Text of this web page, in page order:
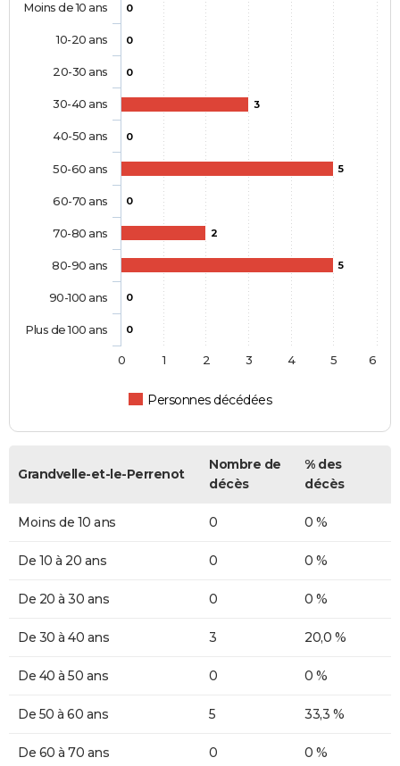
0
0
0
3
0
5
0
2
5
0
0
Personnes décédées
Moins de 10 ans
10-20 ans
20-30 ans
30-40 ans
40-50 ans
50-60 ans
60-70 ans
70-80 ans
80-90 ans
90-100 ans
Plus de 100 ans
0 1 2 3 4 5 6
Grandvelle-et-le-Perrenot
Nombre de
décès
% des
décès
Moins de 10 ans 0 0 %
De 10 à 20 ans 0 0 %
De 20 à 30 ans 0 0 %
De 30 à 40 ans 3 20,0 %
De 40 à 50 ans 0 0 %
De 50 à 60 ans 5 33,3 %
De 60 à 70 ans 0 0 %